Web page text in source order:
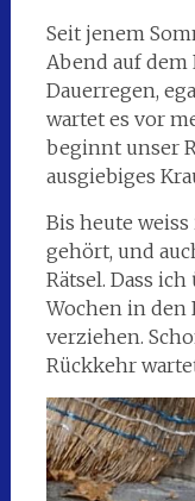
Seit jenem
Abend auf dem
Dauerregen,
wartet es vor
beginnt unser
ausgiebiges
Bis heute
gehört, und
Rätsel. Dass
Wochen in den
verziehen.
Rückkehr